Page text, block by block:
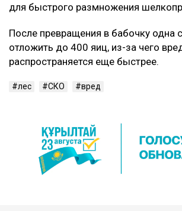
для быстрого размножения
После превращения в бабочку одна
отложить до 400 яиц, из-за чего
распространяется еще быстрее.
лес СКО вред